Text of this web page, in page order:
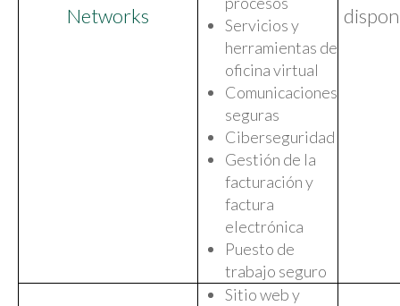
Networks
Servicios y
herramientas de
oficina virtual
Comunicaciones
seguras
Ciberseguridad
Gestión de la
facturación y
factura
electrónica
Puesto de
trabajo seguro
Sitio web y